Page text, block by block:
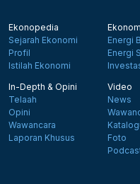
Ekonopedia
Sejarah Ekonomi
Profil
Istilah Ekonomi
Energi
Energi
In-Depth & Opini
Telaah
Opini
Wawancara
Laporan Khusus
Video
News
Foto